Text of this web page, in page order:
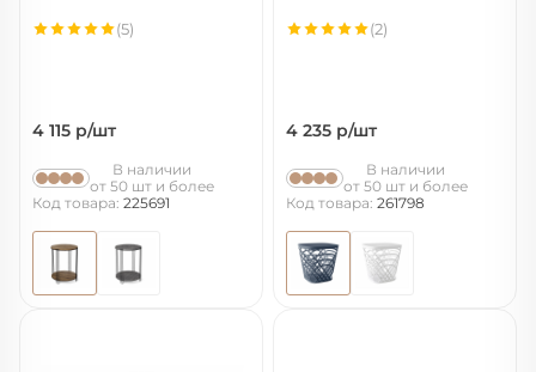
4 115 р/шт
(5)
В наличии
от 50 шт и более
Код товара: 225691
4 235 р/шт
(2)
В наличии
от 50 шт и более
Код товара: 261798